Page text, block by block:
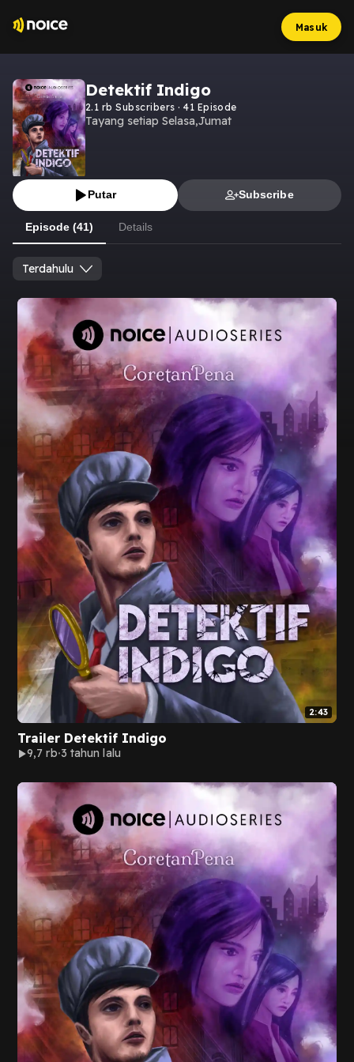
Masuk
Detektif Indigo
2.1 rb Subscribers ·41 Episode
Tayang setiap Selasa,Jumat
Putar Subscribe
Episode (41) Details
Terdahulu
2:43
Trailer Detektif Indigo
9,7 rb 3 tahun lalu